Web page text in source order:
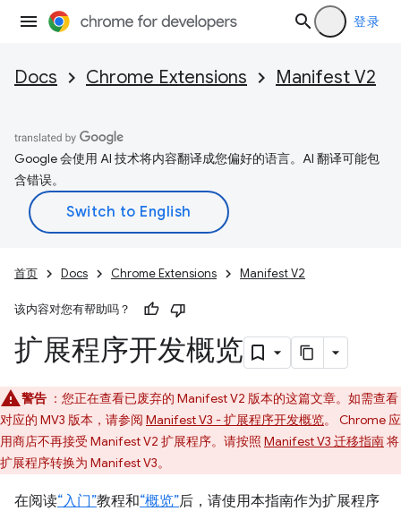
登录
Docs Chrome Extensions Manifest V2
Google 会使用 AI 技术将内容翻译成您偏好的语言。AI 翻译可能包
含错误。
首页 Docs Chrome Extensions Manifest V2
该内容对您有帮助吗？
扩展程序开发概览
警告 ：您正在查看已废弃的 Manifest V2 版本的这篇文章。如需查看
对应的 MV3 版本，请参阅 Manifest V3 - 扩展程序开发概览。 Chrome 应
用商店不再接受 Manifest V2 扩展程序。请按照 Manifest V3 迁移指南将
扩展程序转换为 Manifest V3。
在阅读“入门”教程和“概览”后，请使用本指南作为扩展程序